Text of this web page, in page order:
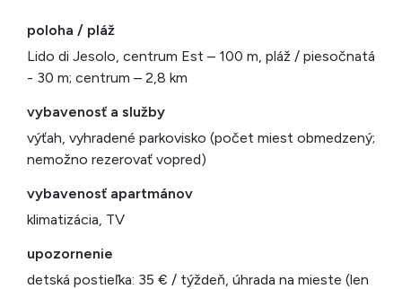
poloha / pláž
Lido di Jesolo, centrum Est – 100 m, pláž / piesočnatá
- 30 m; centrum – 2,8 km
vybavenosť a služby
výťah, vyhradené parkovisko (počet miest obmedzený;
nemožno rezerovať vopred)
vybavenosť apartmánov
klimatizácia, TV
upozornenie
detská postieľka: 35 € / týždeň, úhrada na mieste (len